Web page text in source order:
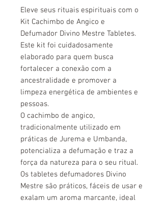
Eleve seus rituais espirituais com o
Kit Cachimbo de Angico e
Defumador Divino Mestre Tabletes.
Este kit foi cuidadosamente
elaborado para quem busca
fortalecer a conexão com a
ancestralidade e promover a
limpeza energética de ambientes e
pessoas.
O cachimbo de angico,
tradicionalmente utilizado em
práticas de Jurema e Umbanda,
potencializa a defumação e traz a
força da natureza para o seu ritual.
Os tabletes defumadores Divino
Mestre são práticos, fáceis de usar e
exalam um aroma marcante, ideal